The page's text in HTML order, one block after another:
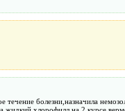
болезни,назначила